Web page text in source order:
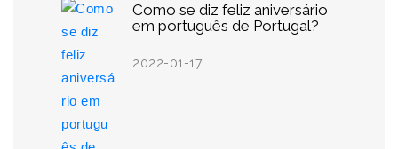
Como se diz feliz aniversário
em português de Portugal?
2022-01-17